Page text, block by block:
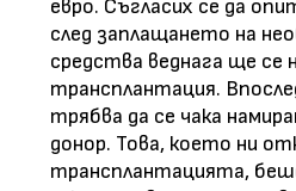
евро. Съгласих се да
след заплащането на
средства веднага ще се
трансплантация.
трябва да се чака
донор. Това, което ни
трансплантацията,